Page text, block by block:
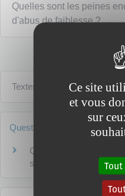
Quelles sont les peines
d'abus de faiblesse ?
Textes de référence
Questions ? Réponses !
Que faire face à une
secte ?
Ce site
et vous
sur
Tout